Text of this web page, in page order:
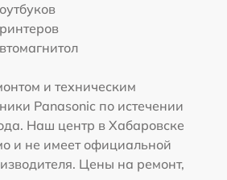
и техническим
Panasonic по истечении
Наш центр в Хабаровске
и не имеет официальной
Цены на ремонт,